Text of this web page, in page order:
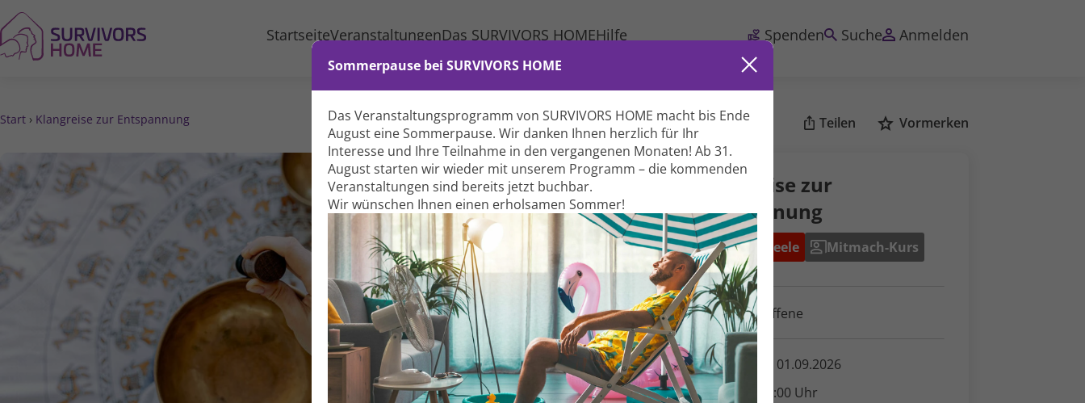
StartseiteVeranstaltungenDas SURVIVORS HOMEHilfe Spenden Suche Anmelden
Sommerpause bei SURVIVORS HOME
Das Veranstaltungs­programm von SURVIVORS HOME macht bis Ende
August eine Sommer­pause. Wir danken Ihnen herzlich für Ihr
Interesse und Ihre Teil­nahme in den vergangenen Monaten! Ab 31.
August starten wir wieder mit unserem Programm – die kommenden
Veranstal­tungen sind bereits jetzt buchbar.
Wir wünschen Ihnen einen erholsamen Sommer!
Start › Klangreise zur Entspannung Teilen Vormerken
Klangreise zur
Entspannung
Geist & Seele Mitmach-Kurs
Für Betroffene
Dienstag, 01.09.2026
17:00 - 18:00 Uhr